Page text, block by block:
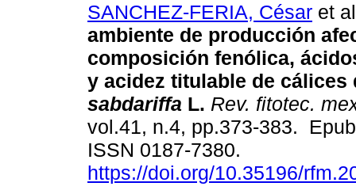
SANCHEZ-FERIA, César et
ambiente de producción
composición fenólica,
y acidez titulable de cálices
sabdariffa L. Rev. fitotec.
vol.41, n.4, pp.373-383.
ISSN 0187-7380.
https://doi.org/10.35196/